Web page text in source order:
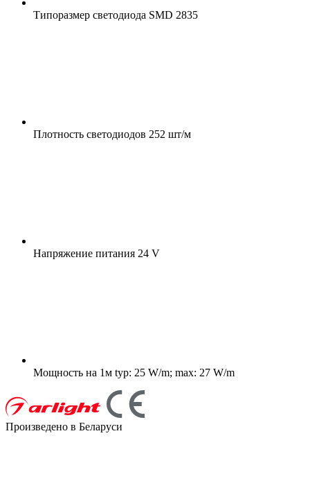
Типоразмер светодиода SMD 2835
Плотность светодиодов 252 шт/м
Напряжение питания 24 V
Мощность на 1м typ: 25 W/m; max: 27 W/m
Произведено в Беларуси